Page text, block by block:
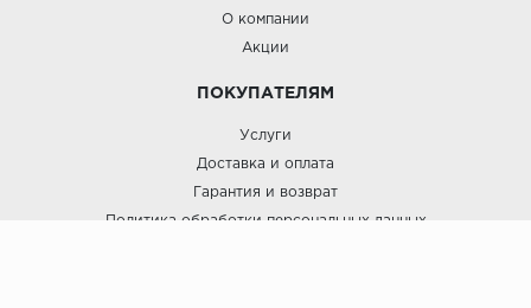
О компании
Акции
ПОКУПАТЕЛЯМ
Услуги
Доставка и оплата
Гарантия и возврат
Политика обработки персональных данных